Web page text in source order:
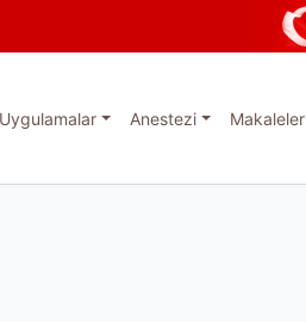
Anestezi Makaleler